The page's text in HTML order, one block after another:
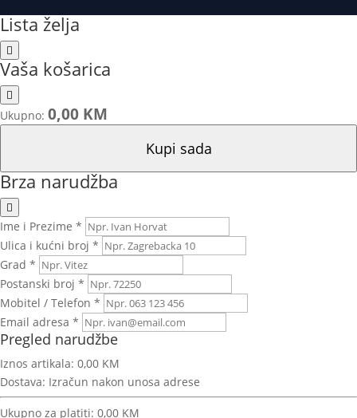
Lista želja
Vaša košarica
Ukupno: 0,00 KM
Kupi sada
Brza narudžba
Ime i Prezime *
Ulica i kućni broj *
Grad *
Postanski broj *
Mobitel / Telefon *
Email adresa *
Pregled narudžbe
Iznos artikala: 0,00 KM
Dostava: Izračun nakon unosa adrese
Ukupno za platiti: 0,00 KM